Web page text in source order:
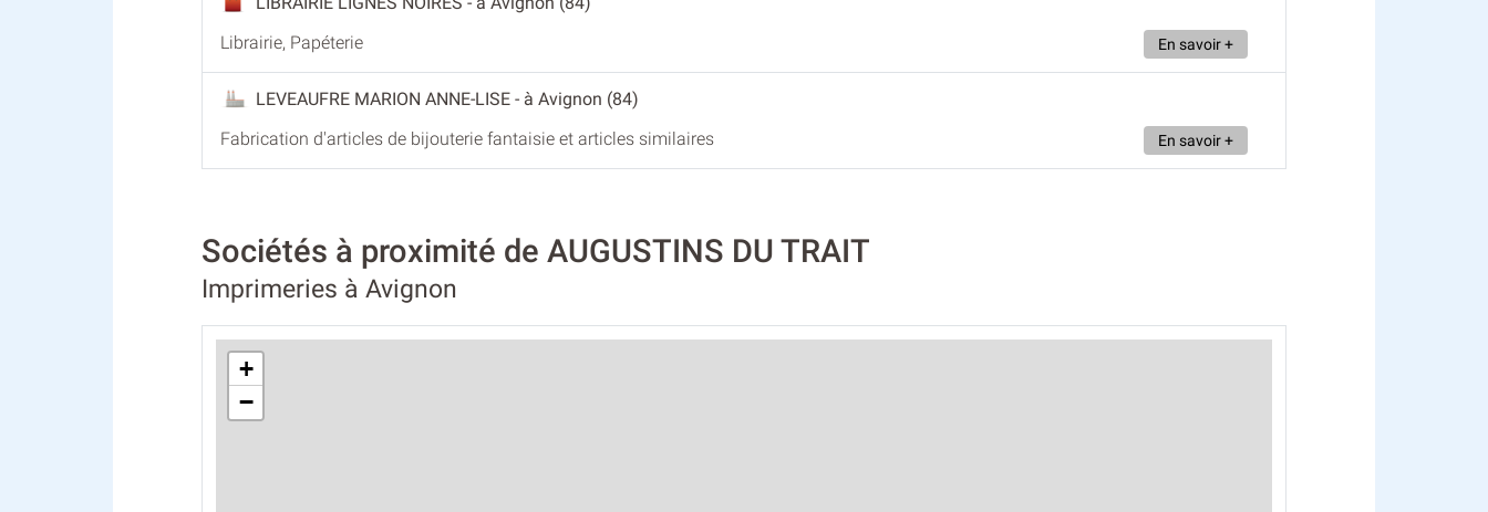
Librairie, Papéterie
En savoir +
LEVEAUFRE MARION ANNE-LISE - à Avignon (84)
Fabrication d'articles de bijouterie fantaisie et articles similaires
En savoir +
Sociétés à proximité de AUGUSTINS DU TRAIT
Imprimeries à Avignon
+
−